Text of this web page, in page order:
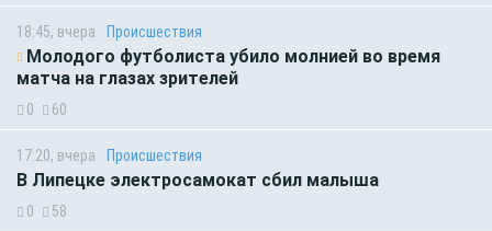
18:45, вчера Происшествия
Молодого футболиста убило молнией во время
матча на глазах зрителей
0 60
17:20, вчера Происшествия
В Липецке электросамокат сбил малыша
0 58